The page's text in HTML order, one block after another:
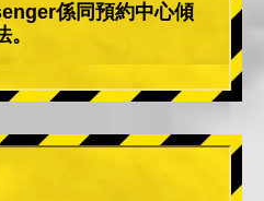
係同預約中心傾